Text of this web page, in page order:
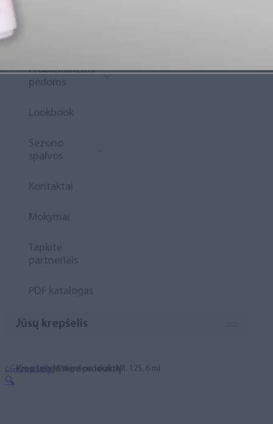
Probleminėms
pėdoms
Lookbook
Sezono
spalvos
Kontaktai
Mokymai
Tapkite
partneriais
PDF katalogas
Jūsų krepšelis
Krepšelyje nėra produktų.
⌂Geliniai lakai MINI gelinis lakas, NR. 125, 6 ml
🔍